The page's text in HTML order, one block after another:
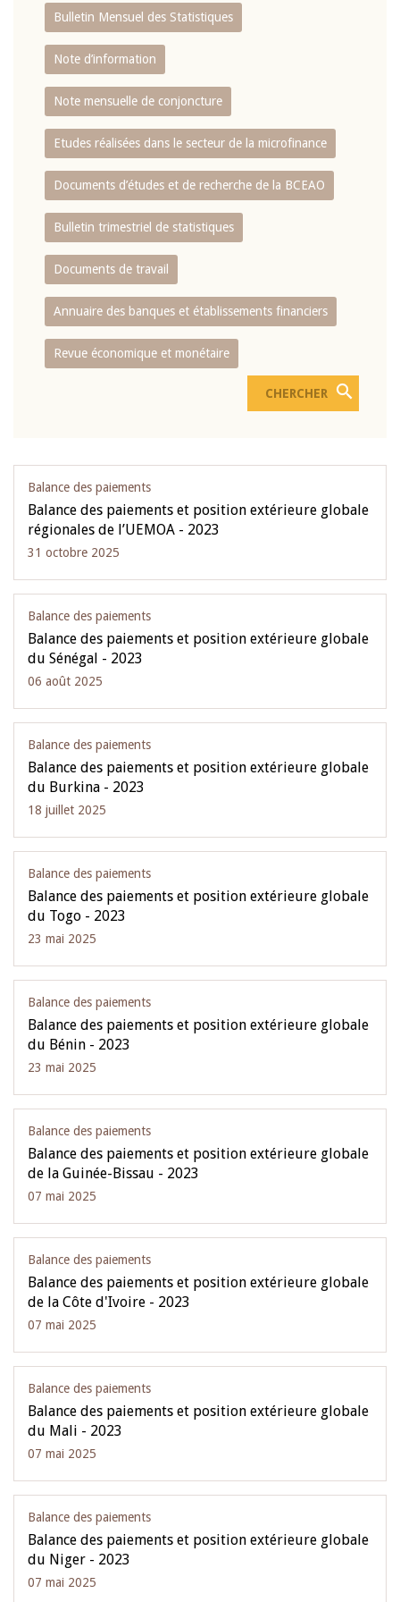
Bulletin Mensuel des Statistiques
Note d’information
Note mensuelle de conjoncture
Etudes réalisées dans le secteur de la microfinance
Documents d’études et de recherche de la BCEAO
Bulletin trimestriel de statistiques
Documents de travail
Annuaire des banques et établissements financiers
Revue économique et monétaire
Balance des paiements
Balance des paiements et position extérieure globale
régionales de l’UEMOA - 2023
31 octobre 2025
Balance des paiements
Balance des paiements et position extérieure globale
du Sénégal - 2023
06 août 2025
Balance des paiements
Balance des paiements et position extérieure globale
du Burkina - 2023
18 juillet 2025
Balance des paiements
Balance des paiements et position extérieure globale
du Togo - 2023
23 mai 2025
Balance des paiements
Balance des paiements et position extérieure globale
du Bénin - 2023
23 mai 2025
Balance des paiements
Balance des paiements et position extérieure globale
de la Guinée-Bissau - 2023
07 mai 2025
Balance des paiements
Balance des paiements et position extérieure globale
de la Côte d'Ivoire - 2023
07 mai 2025
Balance des paiements
Balance des paiements et position extérieure globale
du Mali - 2023
07 mai 2025
Balance des paiements
Balance des paiements et position extérieure globale
du Niger - 2023
07 mai 2025